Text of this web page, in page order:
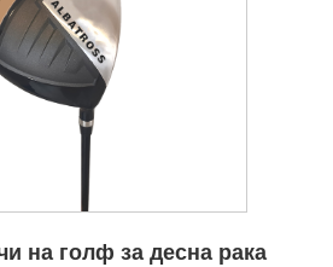
на голф за десна рака